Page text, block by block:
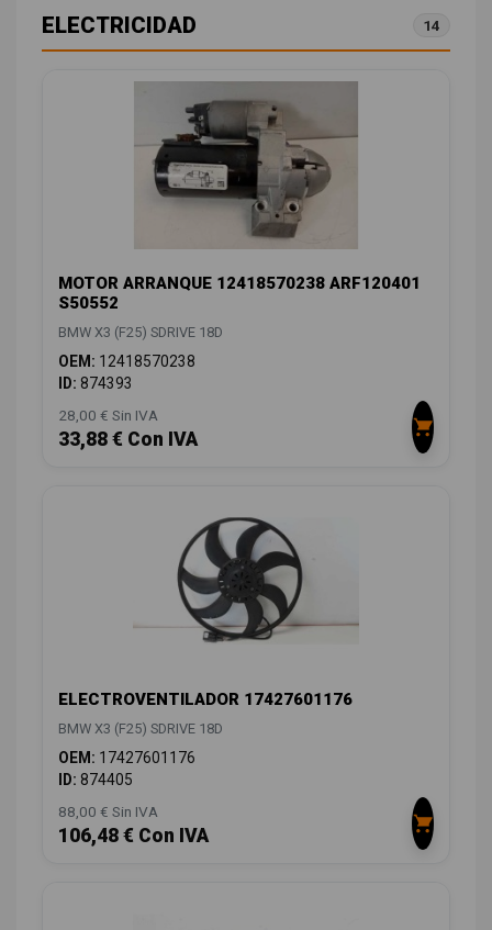
ELECTRICIDAD 14
MOTOR ARRANQUE 12418570238 ARF120401
S50552
BMW X3 (F25) SDRIVE 18D
OEM: 12418570238
ID: 874393
28,00 € Sin IVA
33,88 € Con IVA
ELECTROVENTILADOR 17427601176
BMW X3 (F25) SDRIVE 18D
OEM: 17427601176
ID: 874405
88,00 € Sin IVA
106,48 € Con IVA